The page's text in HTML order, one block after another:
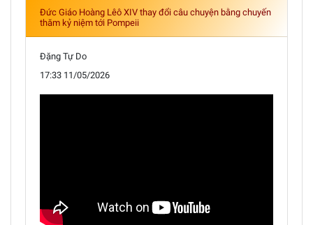
Đức Giáo Hoàng Lêô XIV thay đổi câu chuyện bằng chuyến
thăm kỷ niệm tới Pompeii
Đặng Tự Do
17:33 11/05/2026